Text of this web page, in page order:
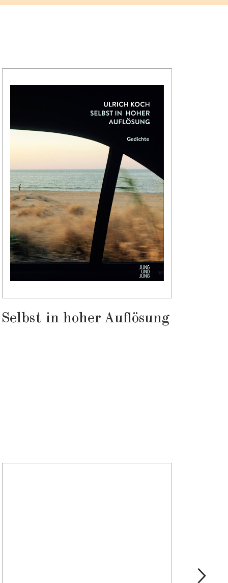
Selbst in hoher Auflösung